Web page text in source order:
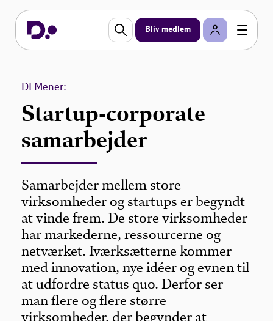
Bliv medlem
DI Mener:
Startup-corporate
samarbejder
Samarbejder mellem store
virksomheder og startups er begyndt
at vinde frem. De store virksomheder
har markederne, ressourcerne og
netværket. Iværksætterne kommer
med innovation, nye idéer og evnen til
at udfordre status quo. Derfor ser
man flere og flere større
virksomheder, der begynder at